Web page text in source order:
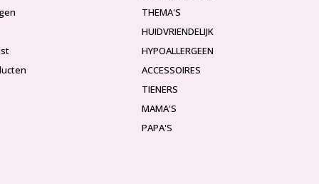
THEMA'S
HUIDVRIENDELIJK
HYPOALLERGEEN
ACCESSOIRES
TIENERS
MAMA'S
PAPA'S